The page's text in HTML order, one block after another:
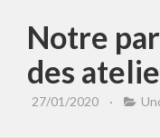
Notre
des
27/01/2020 ·